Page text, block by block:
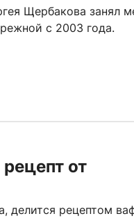
Щербакова занял
с 2003 года.
от
делится рецептом